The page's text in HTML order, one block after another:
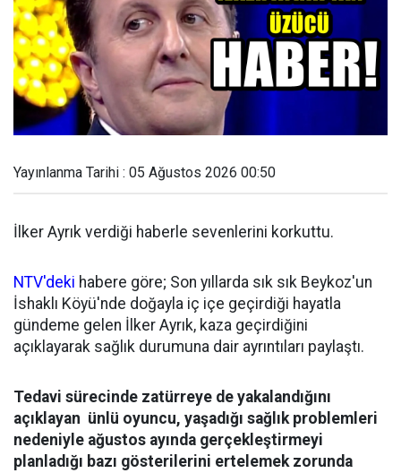
Yayınlanma Tarihi : 05 Ağustos 2026 00:50
İlker Ayrık verdiği haberle sevenlerini korkuttu.
NTV'deki habere göre; Son yıllarda sık sık Beykoz'un
İshaklı Köyü'nde doğayla iç içe geçirdiği hayatla
gündeme gelen İlker Ayrık, kaza geçirdiğini
açıklayarak sağlık durumuna dair ayrıntıları paylaştı.
Tedavi sürecinde zatürreye de yakalandığını
açıklayan ünlü oyuncu, yaşadığı sağlık problemleri
nedeniyle ağustos ayında gerçekleştirmeyi
planladığı bazı gösterilerini ertelemek zorunda